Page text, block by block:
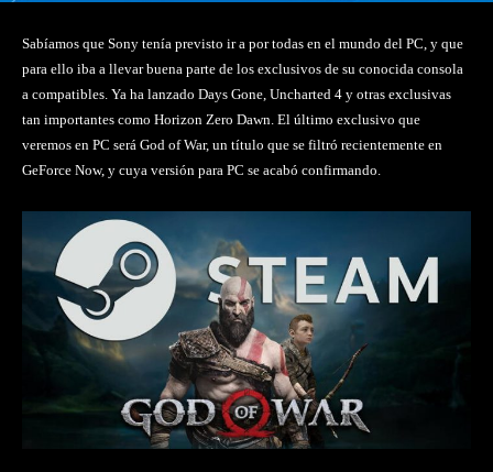
Sabíamos que Sony tenía previsto ir a por todas en el mundo del PC, y que
para ello iba a llevar buena parte de los exclusivos de su conocida consola
a compatibles. Ya ha lanzado Days Gone, Uncharted 4 y otras exclusivas
tan importantes como Horizon Zero Dawn. El último exclusivo que
veremos en PC será God of War, un título que se filtró recientemente en
GeForce Now, y cuya versión para PC se acabó confirmando.